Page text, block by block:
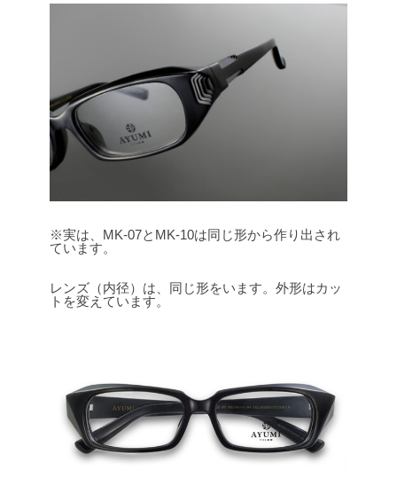
※実は、MK-07とMK-10は同じ形から作り出され
ています。
レンズ（内径）は、同じ形をいます。外形はカッ
トを変えています。